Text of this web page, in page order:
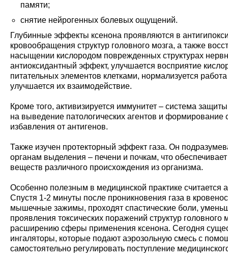
памяти;
снятие нейрогенных болевых ощущений.
Глубинные эффекты ксенона проявляются в
кровообращения структур головного мозга, а также
насыщении кислородом поврежденных структурах
антиоксидантный эффект, улучшается восприятие
питательных элементов клетками, нормализуется
улучшается их взаимодействие.
Кроме того, активизируется иммунитет – система
на выведение патологических агентов и формирование
избавления от антигенов.
Также изучен протекторный эффект газа. Он
органам выделения – печени и почкам, что
веществ различного происхождения из организма.
Особенно полезным в медицинской практике считается
Спустя 1-2 минуты после проникновения газа в
мышечные зажимы, проходят спастические боли,
проявления токсических поражений структур головного
расширению сферы применения ксенона. Сегодня
ингаляторы, которые подают аэрозольную смесь с
самостоятельно регулировать поступление